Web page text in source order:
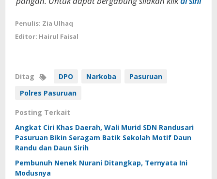
Penulis: Zia Ulhaq
Editor: Hairul Faisal
Ditag DPO Narkoba
Pasuruan
Polres Pasuruan
Posting Terkait
Angkat Ciri Khas Daerah, Wali Murid SDN Randusari
Pasuruan Bikin Seragam Batik Sekolah Motif Daun
Randu dan Daun Sirih
Pembunuh Nenek Nurani Ditangkap, Ternyata Ini
Modusnya